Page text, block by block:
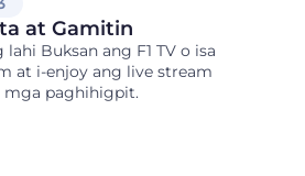
at Gamitin
Buksan ang F1 TV o isa
at i-enjoy ang live stream
mga paghihigpit.